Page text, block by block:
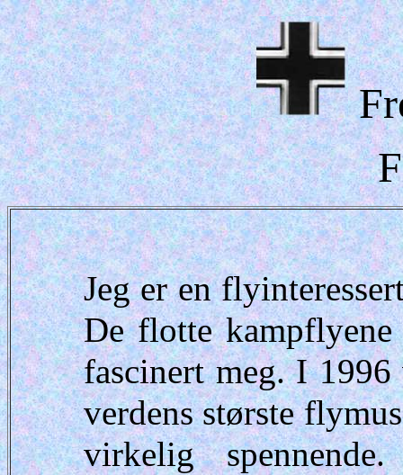
Jeg er en
De flotte
fascinert meg. I
verdens største
virkelig